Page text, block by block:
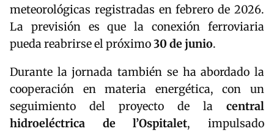
meteorológicas registradas en febrero de 2026.
La previsión es que la conexión ferroviaria
pueda reabrirse el próximo30 de junio.
Durante la jornada también se ha abordado la
cooperación en materia energética, con un
seguimiento del proyecto de la central
hidroeléctrica de l’Ospitalet, impulsado